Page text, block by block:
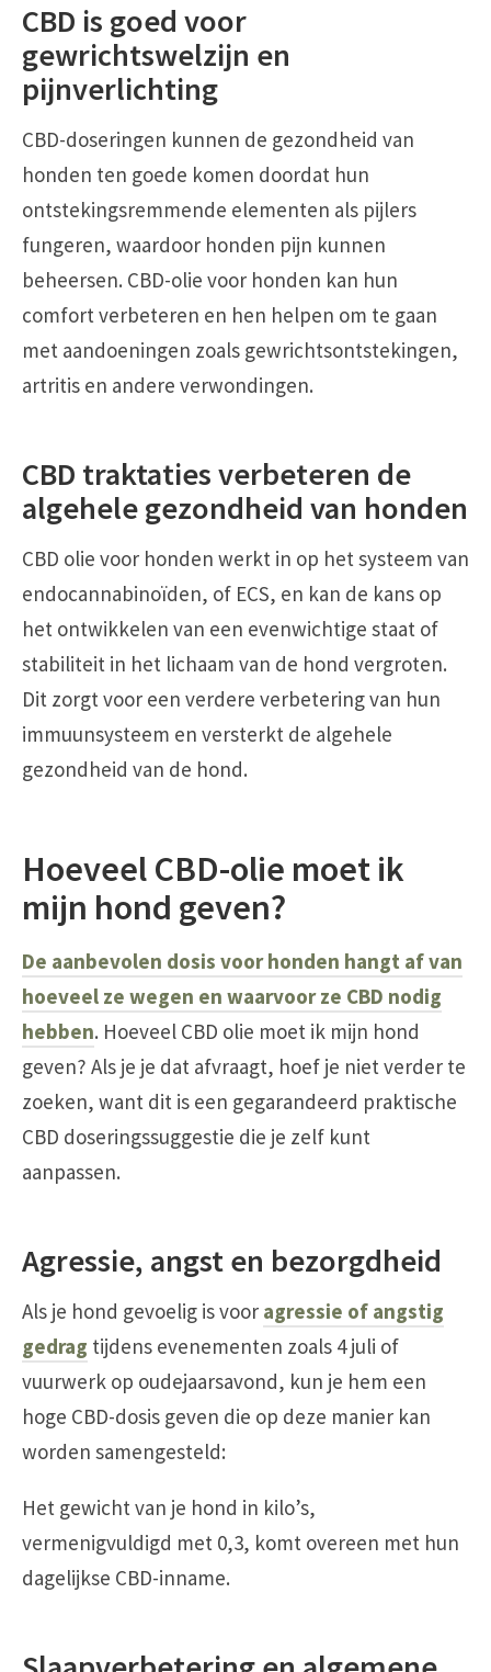
CBD is goed voor
gewrichtswelzijn en
pijnverlichting
CBD-doseringen kunnen de gezondheid van
honden ten goede komen doordat hun
ontstekingsremmende elementen als pijlers
fungeren, waardoor honden pijn kunnen
beheersen. CBD-olie voor honden kan hun
comfort verbeteren en hen helpen om te gaan
met aandoeningen zoals gewrichtsontstekingen,
artritis en andere verwondingen.
CBD traktaties verbeteren de
algehele gezondheid van honden
CBD olie voor honden werkt in op het systeem van
endocannabinoïden, of ECS, en kan de kans op
het ontwikkelen van een evenwichtige staat of
stabiliteit in het lichaam van de hond vergroten.
Dit zorgt voor een verdere verbetering van hun
immuunsysteem en versterkt de algehele
gezondheid van de hond.
Hoeveel CBD-olie moet ik
mijn hond geven?
De aanbevolen dosis voor honden hangt af van
hoeveel ze wegen en waarvoor ze CBD nodig
hebben. Hoeveel CBD olie moet ik mijn hond
geven? Als je je dat afvraagt, hoef je niet verder te
zoeken, want dit is een gegarandeerd praktische
CBD doseringssuggestie die je zelf kunt
aanpassen.
Agressie, angst en bezorgdheid
Als je hond gevoelig is voor agressie of angstig
gedrag tijdens evenementen zoals 4 juli of
vuurwerk op oudejaarsavond, kun je hem een
hoge CBD-dosis geven die op deze manier kan
worden samengesteld:
Het gewicht van je hond in kilo’s,
vermenigvuldigd met 0,3, komt overeen met hun
dagelijkse CBD-inname.